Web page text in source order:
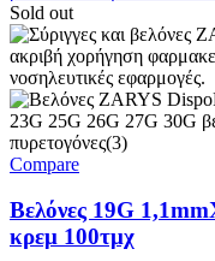
Sold out
Compare
Βελόνες 19G
κρεμ 100τμχ